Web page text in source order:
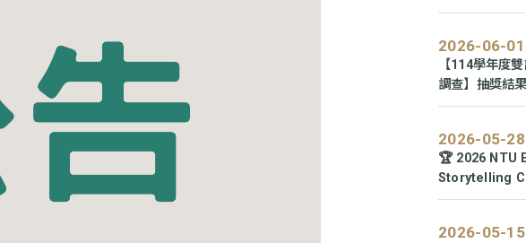
2026-06-01
【114學年度
調查】抽獎結
2026-05-28
🏆 2026 NTU
Storytelling
事點亮舞台！
2026-05-15